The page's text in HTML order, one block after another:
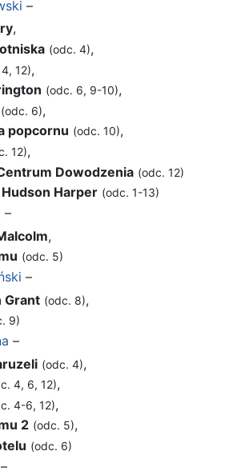
–
,
(odc. 4),
12),
(odc. 6, 9-10),
(odc. 6),
popcornu (odc. 10),
12),
Dowodzenia (odc. 12)
Hudson Harper (odc. 1-13)
–
,
(odc. 5)
–
Grant (odc. 8),
9)
–
(odc. 4),
4, 6, 12),
4-6, 12),
2 (odc. 5),
(odc. 6)
–